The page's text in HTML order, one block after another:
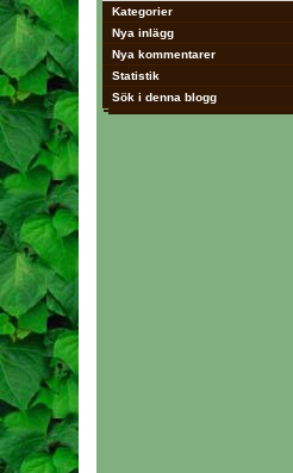
Kategorier
Nya inlägg
Nya kommentarer
Statistik
Sök i denna blogg